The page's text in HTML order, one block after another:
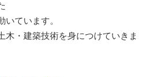
いています。
木・建築技術を身につけていきま